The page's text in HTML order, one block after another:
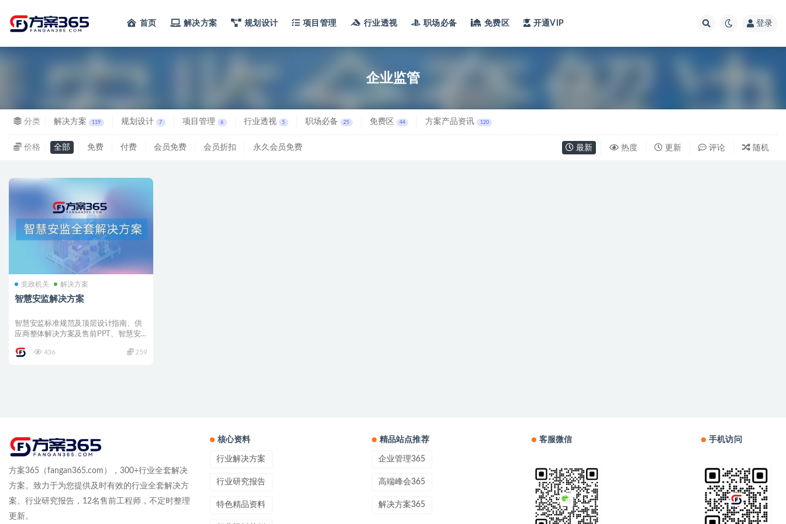
首页 解决方案 规划设计 项目管理 行业透视 职场必备 免费区 开通VIP 登录
企业监管
分类 解决方案 119 规划设计 7 项目管理 6 行业透视 5 职场必备 25 免费区 44 方案产品资讯 120
价格 全部 免费 付费 会员免费 会员折扣 永久会员免费 最新 热度 更新 评论 随机
党政机关 解决方案
智慧安监解决方案
智慧安监标准规范及顶层设计指南、供
应商整体解决方案及售前PPT、智慧安
436
259
方案365（fangan365.com），300+行业全套解决
方案。致力于为您提供及时有效的行业全套解决方
案、行业研究报告，12名售前工程师，不定时整理
更新。
核心资料
行业解决方案
行业研究报告
特色精品资料
精品站点推荐
企业管理365
高端峰会365
解决方案365
客服微信 手机访问